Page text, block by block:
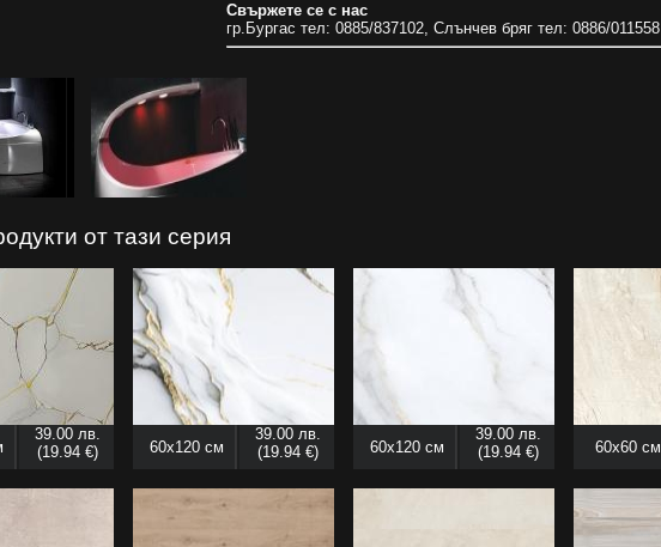
Свържете се с нас
гр.Бургас тел: 0885/837102, Слънчев бряг тел: 0886/011558
от тази серия
39.00 лв.
(19.94 €)
60x120 см
39.00 лв.
(19.94 €)
60x120 см
39.00 лв.
(19.94 €)
60x60 см